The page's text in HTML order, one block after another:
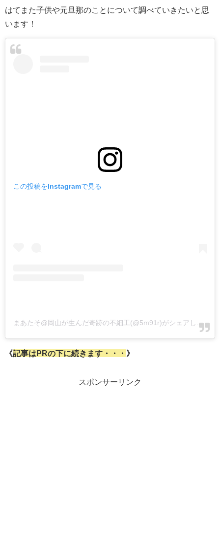
はてまた子供や元旦那のことについて調べていきたいと思
います！
この投稿をInstagramで見る
まあたそ@岡山が生んだ奇跡の不細工(@5m91r)がシェアした投稿
《記事はPRの下に続きます・・・ 》
スポンサーリンク